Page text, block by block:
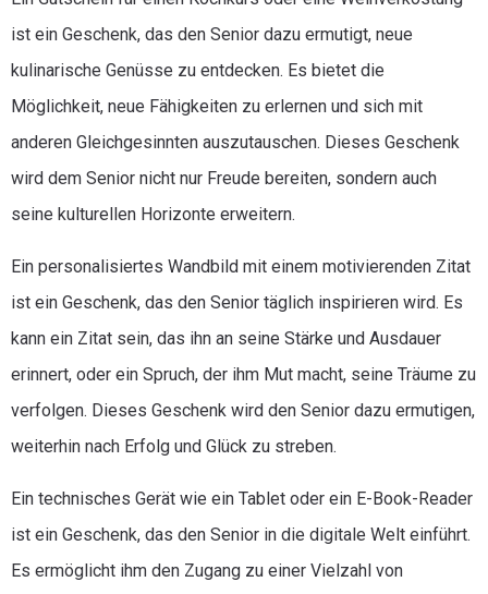
ist ein Geschenk, das den Senior dazu ermutigt, neue
kulinarische Genüsse zu entdecken. Es bietet die
Möglichkeit, neue Fähigkeiten zu erlernen und sich mit
anderen Gleichgesinnten auszutauschen. Dieses Geschenk
wird dem Senior nicht nur Freude bereiten, sondern auch
seine kulturellen Horizonte erweitern.
Ein personalisiertes Wandbild mit einem motivierenden Zitat
ist ein Geschenk, das den Senior täglich inspirieren wird. Es
kann ein Zitat sein, das ihn an seine Stärke und Ausdauer
erinnert, oder ein Spruch, der ihm Mut macht, seine Träume zu
verfolgen. Dieses Geschenk wird den Senior dazu ermutigen,
weiterhin nach Erfolg und Glück zu streben.
Ein technisches Gerät wie ein Tablet oder ein E-Book-Reader
ist ein Geschenk, das den Senior in die digitale Welt einführt.
Es ermöglicht ihm den Zugang zu einer Vielzahl von